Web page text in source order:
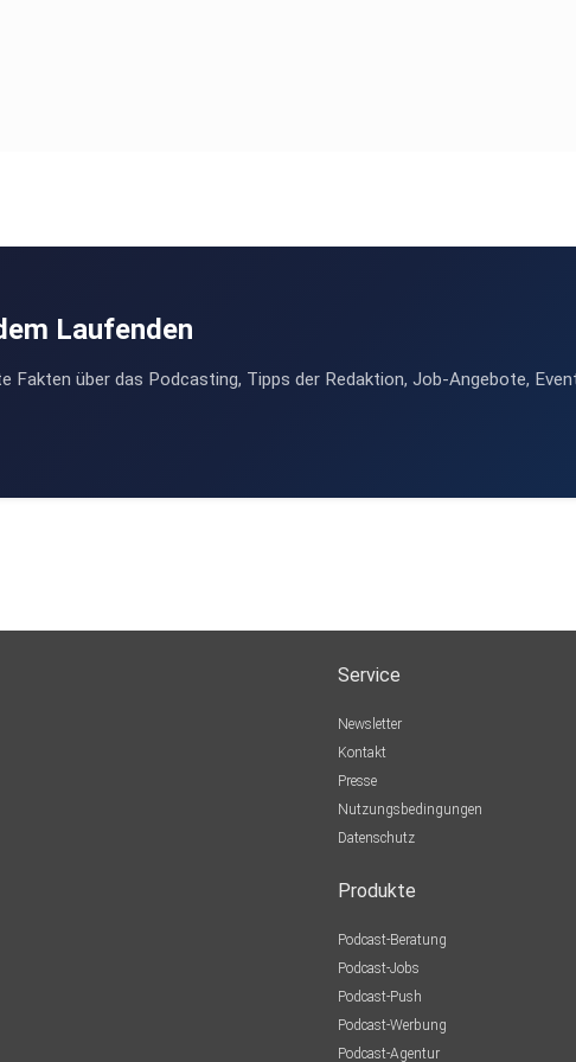
Laufenden
über das Podcasting, Tipps der Redaktion, Job-Angebote,
Service
Newsletter
Kontakt
Presse
Nutzungsbedingungen
Datenschutz
Produkte
Podcast-Beratung
Podcast-Jobs
Podcast-Push
Podcast-Werbung
Podcast-Agentur